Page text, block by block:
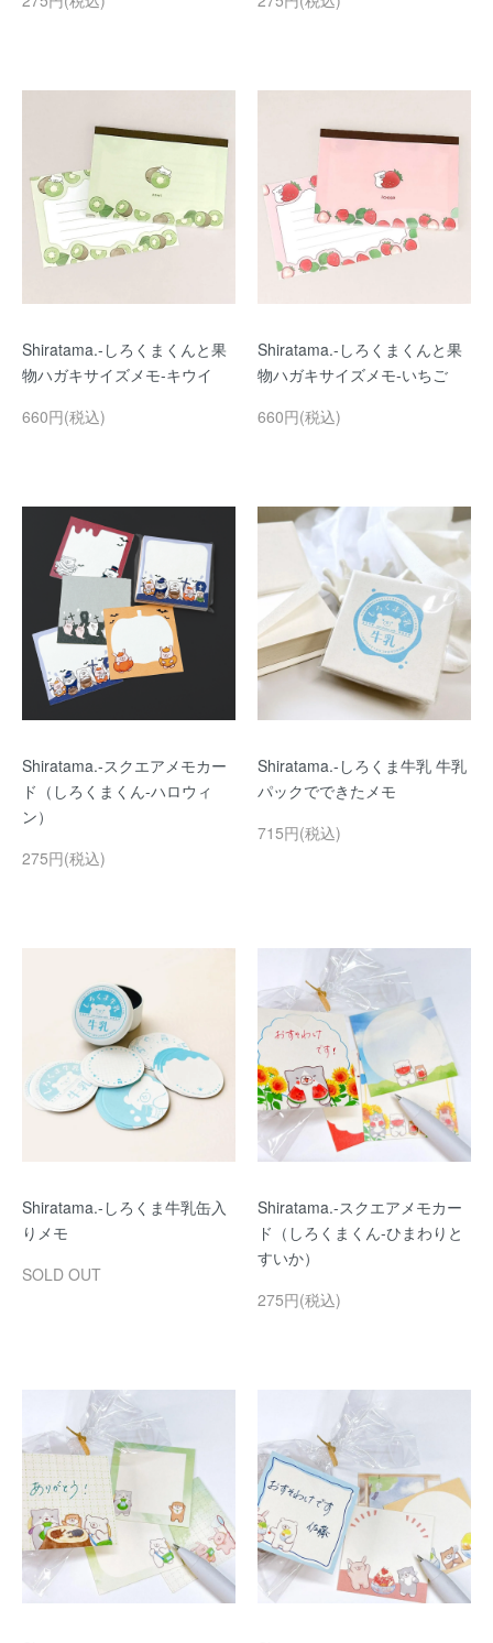
Shiratama.-しろくまくんと果
物ハガキサイズメモ-キウイ
660円(税込)
Shiratama.-しろくまくんと果
物ハガキサイズメモ-いちご
660円(税込)
Shiratama.-スクエアメモカー
ド（しろくまくん-ハロウィ
ン）
275円(税込)
Shiratama.-しろくま牛乳 牛乳
パックでできたメモ
715円(税込)
Shiratama.-しろくま牛乳缶入
りメモ
SOLD OUT
Shiratama.-スクエアメモカー
ド（しろくまくん-ひまわりと
すいか）
275円(税込)